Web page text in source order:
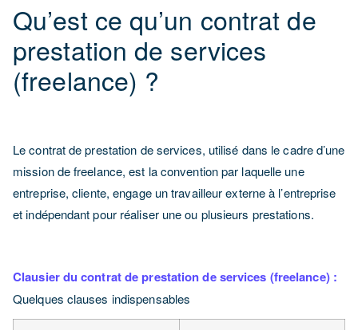
Qu’est ce qu’un contrat de
prestation de services
(freelance) ?
Le contrat de prestation de services, utilisé dans le cadre d’une
mission de freelance, est la convention par laquelle une
entreprise, cliente, engage un travailleur externe à l’entreprise
et indépendant pour réaliser une ou plusieurs prestations.
Clausier du contrat de prestation de services (freelance) :
Quelques clauses indispensables